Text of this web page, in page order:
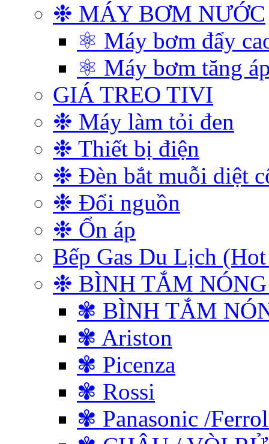
❉ MÁY BƠM NƯỚC
⚛ Máy bơm đẩy
⚛ Máy bơm tăng
GIÁ TREO TIVI
❉ Máy làm tỏi đen
❉ Thiết bị điện
❉ Đèn bắt muỗi diệt
❉ Đổi nguồn
❉ Ổn áp
Bếp Gas Du Lịch
❉ BÌNH TẮM
✾ BÌNH TẮM
✾ Ariston
✾ Picenza
✾ Rossi
✾ Panasonic /